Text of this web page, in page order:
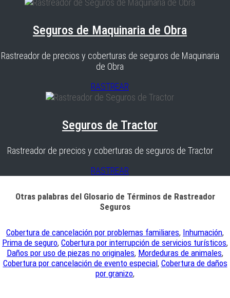
Seguros de Maquinaria de Obra
Rastreador de precios y coberturas de seguros de Maquinaria
de Obra
RASTREAR
Seguros de Tractor
Rastreador de precios y coberturas de seguros de Tractor
RASTREAR
Otras palabras del Glosario de Términos de Rastreador
Seguros
Cobertura de cancelación por problemas familiares, Inhumación,
Prima de seguro, Cobertura por interrupción de servicios turísticos,
Daños por uso de piezas no originales, Mordeduras de animales,
Cobertura por cancelación de evento especial, Cobertura de daños
por granizo,